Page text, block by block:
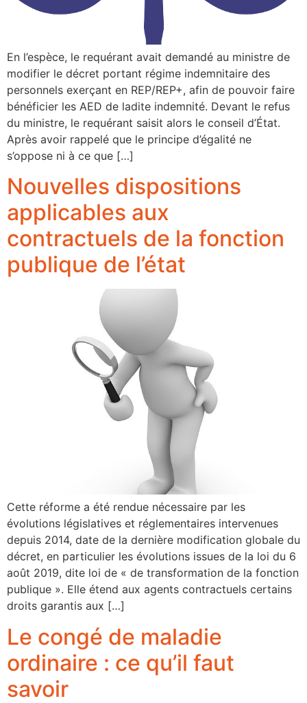
En l’espèce, le requérant avait demandé au ministre de
modifier le décret portant régime indemnitaire des
personnels exerçant en REP/REP+, afin de pouvoir faire
bénéficier les AED de ladite indemnité. Devant le refus
du ministre, le requérant saisit alors le conseil d’État.
Après avoir rappelé que le principe d’égalité ne
s’oppose ni à ce que […]
Nouvelles dispositions
applicables aux
contractuels de la fonction
publique de l’état
Cette réforme a été rendue nécessaire par les
évolutions législatives et réglementaires intervenues
depuis 2014, date de la dernière modification globale du
décret, en particulier les évolutions issues de la loi du 6
août 2019, dite loi de « de transformation de la fonction
publique ». Elle étend aux agents contractuels certains
droits garantis aux […]
Le congé de maladie
ordinaire : ce qu’il faut
savoir